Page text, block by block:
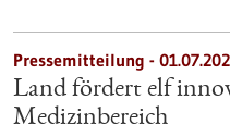
Pressemitteilung -
Land fördert elf
Medizinbereich